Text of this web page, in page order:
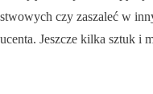
czy zaszaleć w
Jeszcze kilka sztuk i